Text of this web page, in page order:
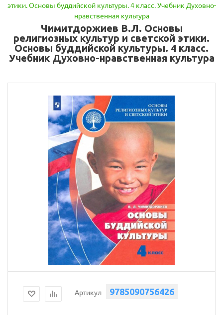
этики. Основы буддийской культуры. 4 класс. Учебник Духовно-
нравственная культура
Чимитдоржиев В.Л. Основы
религиозных культур и светской этики.
Основы буддийской культуры. 4 класс.
Учебник Духовно-нравственная культура
Артикул 9785090756426